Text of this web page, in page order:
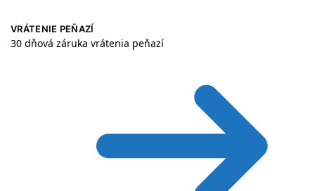
VRÁTENIE PEŇAZÍ
30 dňová záruka vrátenia peňazí